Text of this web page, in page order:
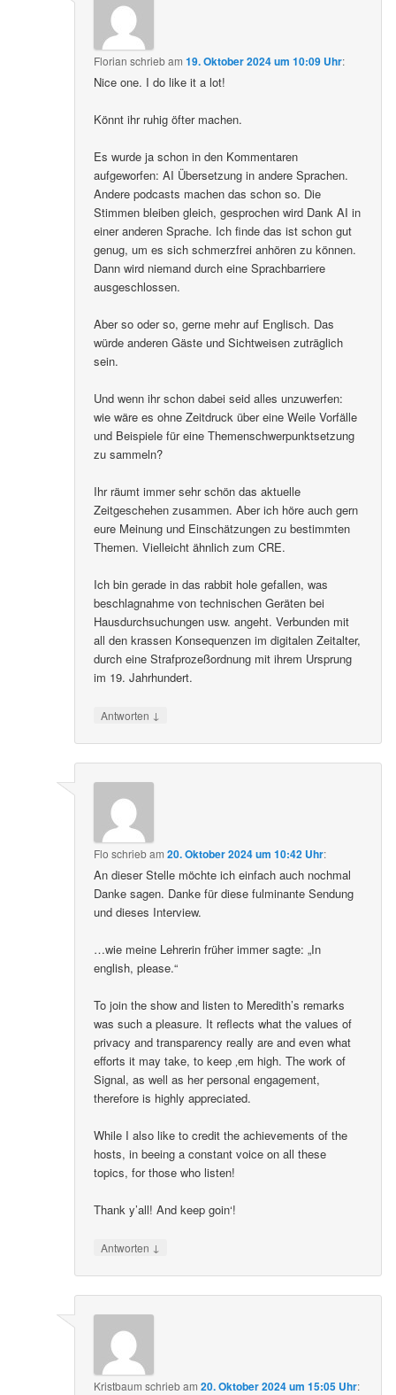
Florian schriebam19. Oktober 2024 um 10:09 Uhr:
Nice one. I do like it a lot!
Könnt ihr ruhig öfter machen.
Es wurde ja schon in den Kommentaren
aufgeworfen: AI Übersetzung in andere Sprachen.
Andere podcasts machen das schon so. Die
Stimmen bleiben gleich, gesprochen wird Dank AI in
einer anderen Sprache. Ich finde das ist schon gut
genug, um es sich schmerzfrei anhören zu können.
Dann wird niemand durch eine Sprachbarriere
ausgeschlossen.
Aber so oder so, gerne mehr auf Englisch. Das
würde anderen Gäste und Sichtweisen zuträglich
sein.
Und wenn ihr schon dabei seid alles unzuwerfen:
wie wäre es ohne Zeitdruck über eine Weile Vorfälle
und Beispiele für eine Themenschwerpunktsetzung
zu sammeln?
Ihr räumt immer sehr schön das aktuelle
Zeitgeschehen zusammen. Aber ich höre auch gern
eure Meinung und Einschätzungen zu bestimmten
Themen. Vielleicht ähnlich zum CRE.
Ich bin gerade in das rabbit hole gefallen, was
beschlagnahme von technischen Geräten bei
Hausdurchsuchungen usw. angeht. Verbunden mit
all den krassen Konsequenzen im digitalen Zeitalter,
durch eine Strafprozeßordnung mit ihrem Ursprung
im 19. Jahrhundert.
Antworten ↓
Flo schriebam20. Oktober 2024 um 10:42 Uhr:
An dieser Stelle möchte ich einfach auch nochmal
Danke sagen. Danke für diese fulminante Sendung
und dieses Interview.
…wie meine Lehrerin früher immer sagte: „In
english, please.“
To join the show and listen to Meredith’s remarks
was such a pleasure. It reflects what the values of
privacy and transparency really are and even what
efforts it may take, to keep ‚em high. The work of
Signal, as well as her personal engagement,
therefore is highly appreciated.
While I also like to credit the achievements of the
hosts, in beeing a constant voice on all these
topics, for those who listen!
Thank y’all! And keep goin‘!
Antworten ↓
Kristbaum schriebam20. Oktober 2024 um 15:05 Uhr: